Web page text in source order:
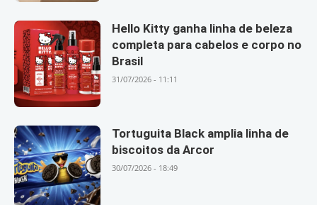
Hello Kitty ganha linha de beleza
completa para cabelos e corpo no
Brasil
31/07/2026 - 11:11
Tortuguita Black amplia linha de
biscoitos da Arcor
30/07/2026 - 18:49